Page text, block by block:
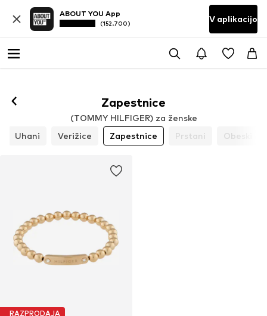
ABOUT YOU App
(152.700) V aplikacijo
Zapestnice
(TOMMY HILFIGER) za ženske
Uhani
Verižice Zapestnice Prstani Obeski
RAZPRODAJA